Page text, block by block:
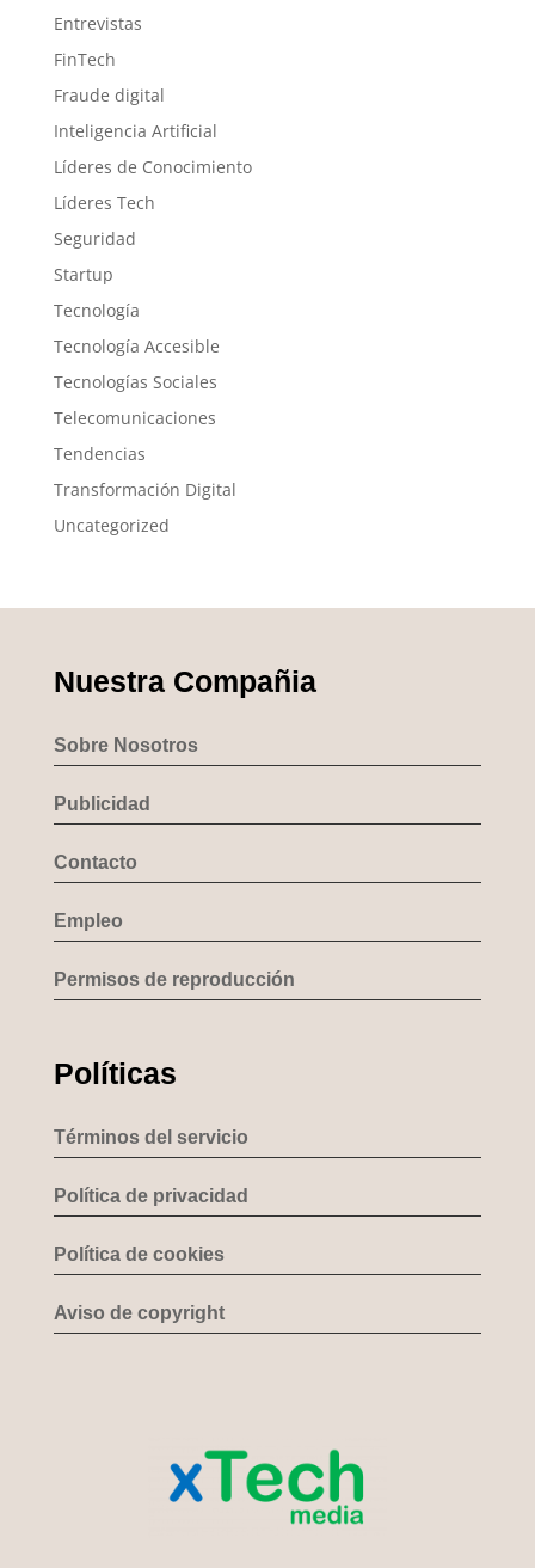
Entrevistas
FinTech
Fraude digital
Inteligencia Artificial
Líderes de Conocimiento
Líderes Tech
Seguridad
Startup
Tecnología
Tecnología Accesible
Tecnologías Sociales
Telecomunicaciones
Tendencias
Transformación Digital
Uncategorized
Nuestra Compañia
Sobre Nosotros
Publicidad
Contacto
Empleo
Permisos de reproducción
Políticas
Términos del servicio
Política de privacidad
Política de cookies
Aviso de copyright